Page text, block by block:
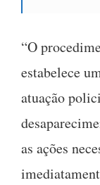
“O
estabelece
atuação
as ações